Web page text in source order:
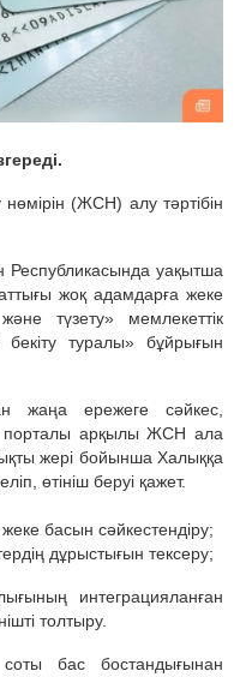
нөмірін (ЖСН) алу тәртібін
Республикасында уақытша
жоқ адамдарға жеке
түзету» мемлекеттік
бекіту туралы» бұйрығын
жаңа ережеге сәйкес,
порталы арқылы ЖСН ала
жері бойынша Халыққа
өтініш беруі қажет.
басын сәйкестендіру;
дұрыстығын тексеру;
интеграцияланған
толтыру.
соты бас бостандығынан